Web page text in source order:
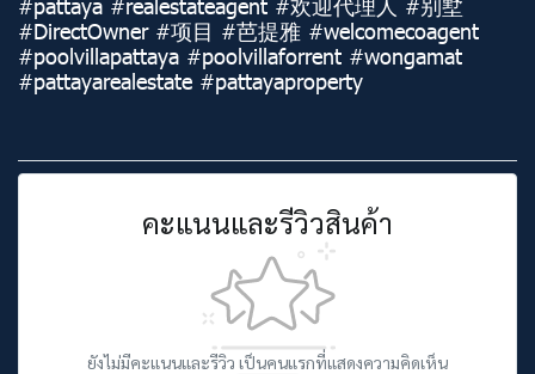
#DirectOwner #项目 #芭提雅 #welcomecoagent
#poolvillapattaya #poolvillaforrent #wongamat
#pattayarealestate #pattayaproperty
คะแนนและรีวิวสินค้า
ยังไม่มีคะแนนและรีวิว เป็นคนแรกที่แสดงความคิดเห็น